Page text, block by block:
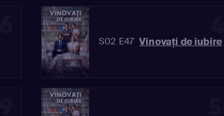
S02 E47 Vinovaţi de iubire